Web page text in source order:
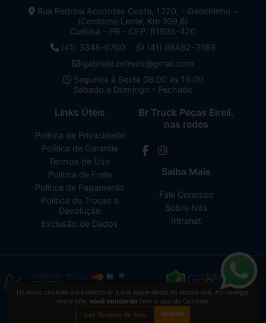
Rua Pedrina Accordes Costa, 1320, - Ganchinho -
(Contorno Leste, Km 109,8)
Curitiba - PR - CEP: 81935-420
(41) 3348-0700
(41) 98482-3169
gabriele.brtruck@gmail.com
Segunda à Sexta 08:00 ás 18:00
Sábado e Domingo - Fechado
Links Úteis
Política de Privacidade
Política de Garantia
Termos de Uso
Política de Frete
Política de Pagamento
Política de Trocas e
Devolução
Exclusão de Dados
Br Truck Peças Eireli.
nas redes
Saiba Mais
Fale Conosco
Sobre Nós
Intranet
Br Truck Peças Eireli.2026 CREATED BYVAAPT
é uma empresa inscrita no CNPJ
Usamos cookies para melhorar a sua experiência no nosso site. Ao navegar
neste site, você concordacom o uso de Cookies.
Ler Termos de Uso
Aceitar